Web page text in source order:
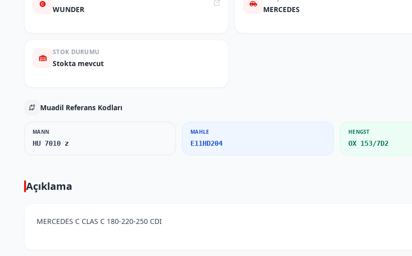
WUNDER MERCEDES
STOK DURUMU
Stokta mevcut
Muadil Referans Kodları
MANN
HU 7010 z
MAHLE
E11HD204
HENGST
OX 153/7D2
Açıklama
MERCEDES C CLAS C 180-220-250 CDI